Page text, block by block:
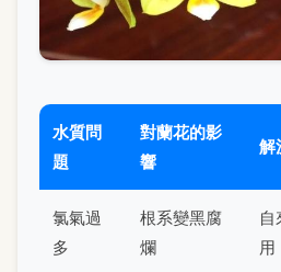
水質問
題
對蘭花的影
響
解
氯氣過
多
根系變黑腐
爛
用